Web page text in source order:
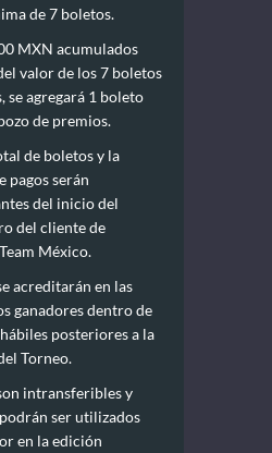
de 7 boletos.
MXN acumulados
valor de los 7 boletos
se agregará 1 boleto
de premios.
de boletos y la
pagos serán
del inicio del
del cliente de
México.
acreditarán en las
ganadores dentro de
posteriores a la
Torneo.
intransferibles y
ser utilizados
en la edición